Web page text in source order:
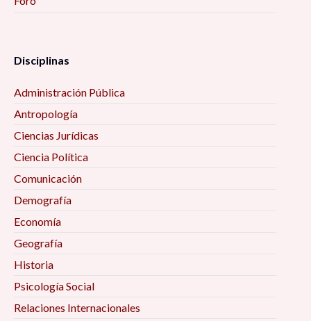
Disciplinas
Administración Pública
Antropología
Ciencias Jurídicas
Ciencia Política
Comunicación
Demografía
Economía
Geografía
Historia
Psicología Social
Relaciones Internacionales